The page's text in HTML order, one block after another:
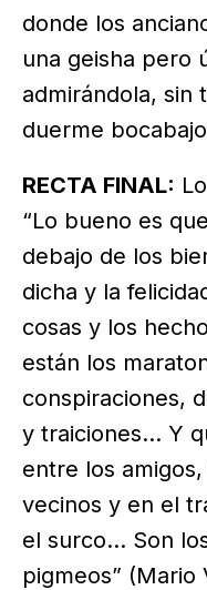
donde los
una geisha pero
admirándola, sin
duerme
RECTA FINAL:
“Lo bueno es
debajo de los
dicha y la
cosas y los
están los
conspiraciones,
y traiciones… Y
entre los
vecinos y en el
el surco… Son
pigmeos” (Mario